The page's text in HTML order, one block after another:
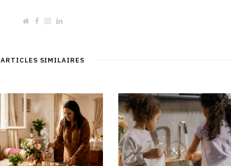
W
e
F
o
I
r
L
I
ARTICLES SIMILAIRES